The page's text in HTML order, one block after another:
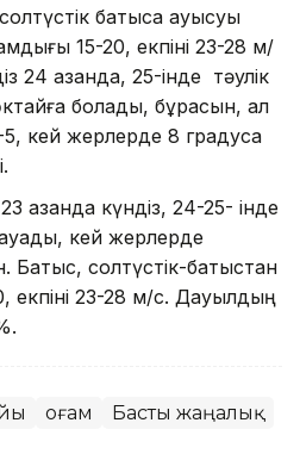
батысқа ауысуы
15-20, екпіні 23-28 м/
24 қазанда, 25-інде тәулік
болады, бұрқасын, ал
кей жерлерде 8 градусқа
қазанда күндіз, 24-25- інде
кей жерлерде
Батыс, солтүстік-батыстан
екпіні 23-28 м/с. Дауылдың
Қоғам Басты жаңалық